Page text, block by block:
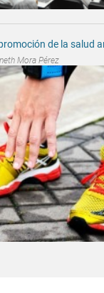
de la salud
Mora Pérez